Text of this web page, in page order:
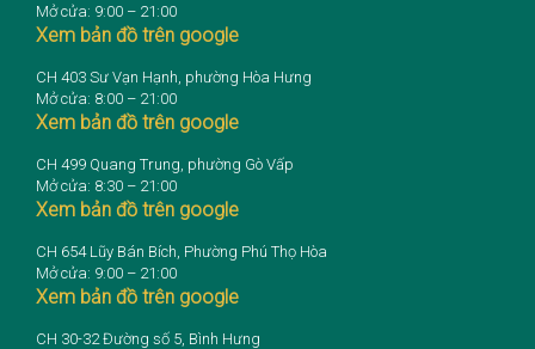
Mở cửa: 9:00 – 21:00
Xem bản đồ trên google
CH 403 Sư Vạn Hạnh, phường Hòa Hưng
Mở cửa: 8:00 – 21:00
Xem bản đồ trên google
CH 499 Quang Trung, phường Gò Vấp
Mở cửa: 8:30 – 21:00
Xem bản đồ trên google
CH 654 Lũy Bán Bích, Phường Phú Thọ Hòa
Mở cửa: 9:00 – 21:00
Xem bản đồ trên google
CH 30-32 Đường số 5, Bình Hưng